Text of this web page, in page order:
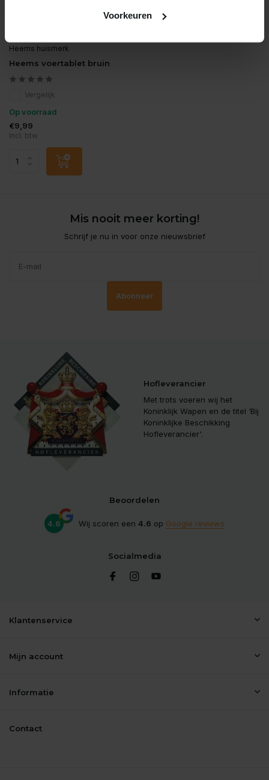
Voorkeuren
Heems huismerk
Heems voertablet bruin
Vergelijk
Op voorraad
€9,99
Incl. btw
Mis nooit meer korting!
Schrijf je nu in voor onze nieuwsbrief
Abonneer
Hofleverancier
Met trots voeren wij het
Koninklijk Wapen en de titel ‘Bij
Koninklijke Beschikking
Hofleverancier'.
Beoordelen
4.6 Wij scoren een 4.6 op Google reviews
Socialmedia
Klantenservice
Mijn account
Informatie
Contact